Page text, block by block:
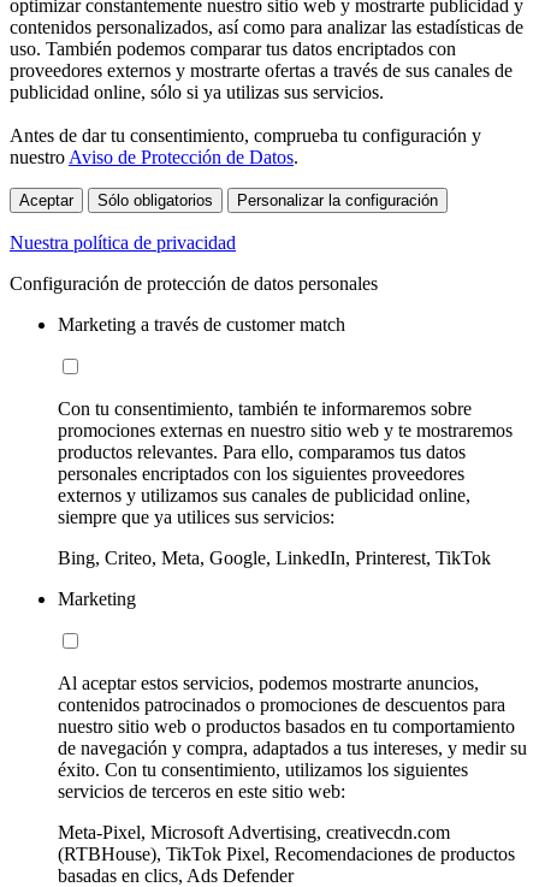
optimizar constantemente nuestro sitio web y mostrarte publicidad y
contenidos personalizados, así como para analizar las estadísticas de
uso. También podemos comparar tus datos encriptados con
proveedores externos y mostrarte ofertas a través de sus canales de
publicidad online, sólo si ya utilizas sus servicios.
Antes de dar tu consentimiento, comprueba tu configuración y
nuestro Aviso de Protección de Datos.
Aceptar Sólo obligatorios Personalizar la configuración
Nuestra política de privacidad
Configuración de protección de datos personales
Marketing a través de customer match
Con tu consentimiento, también te informaremos sobre
promociones externas en nuestro sitio web y te mostraremos
productos relevantes. Para ello, comparamos tus datos
personales encriptados con los siguientes proveedores
externos y utilizamos sus canales de publicidad online,
siempre que ya utilices sus servicios:
Bing, Criteo, Meta, Google, LinkedIn, Printerest, TikTok
Marketing
Al aceptar estos servicios, podemos mostrarte anuncios,
contenidos patrocinados o promociones de descuentos para
nuestro sitio web o productos basados en tu comportamiento
de navegación y compra, adaptados a tus intereses, y medir su
éxito. Con tu consentimiento, utilizamos los siguientes
servicios de terceros en este sitio web:
Meta-Pixel, Microsoft Advertising, creativecdn.com
(RTBHouse), TikTok Pixel, Recomendaciones de productos
basadas en clics, Ads Defender